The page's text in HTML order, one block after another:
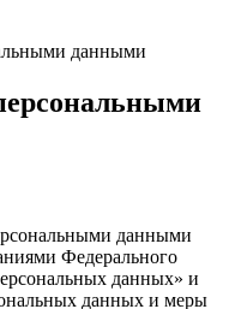
данными
данными
Федерального
данных» и
данных и меры